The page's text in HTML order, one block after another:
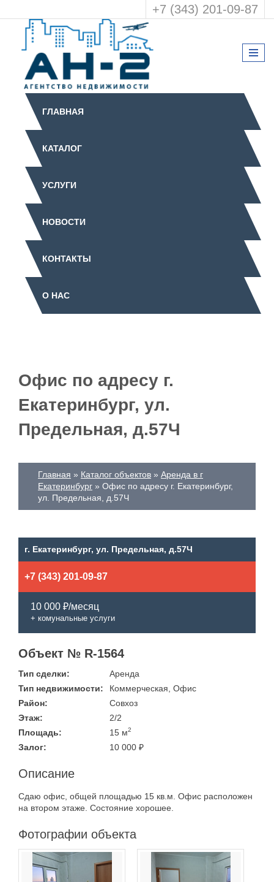
+7 (343) 201-09-87
ГЛАВНАЯ
КАТАЛОГ
УСЛУГИ
НОВОСТИ
КОНТАКТЫ
О НАС
Офис по адресу г.
Екатеринбург, ул.
Предельная, д.57Ч
Главная Каталог объектов
Аренда в г
Екатеринбург
Офис по адресу г. Екатеринбург,
ул. Предельная, д.57Ч
г. Екатеринбург, ул. Предельная, д.57Ч
+7 (343) 201-09-87
10 000 ₽/месяц
+ комунальные услуги
Объект № R-1564
Тип сделки:
Аренда
Тип недвижимости:
Коммерческая, Офис
Район:
Совхоз
Этаж:
2/2
Площадь:
15 м2
Залог: 10 000 ₽
Описание
Сдаю офис, общей площадью 15 кв.м. Офис расположен
на втором этаже. Состояние хорошее.
Фотографии объекта